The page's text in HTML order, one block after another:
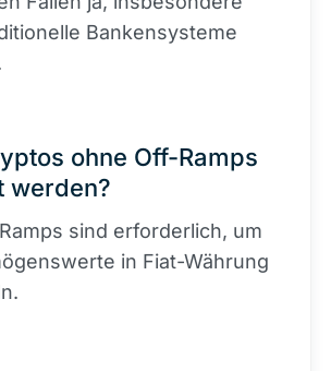
Bankensysteme
ohne Off-Ramps
werden?
sind erforderlich, um
in Fiat-Währung